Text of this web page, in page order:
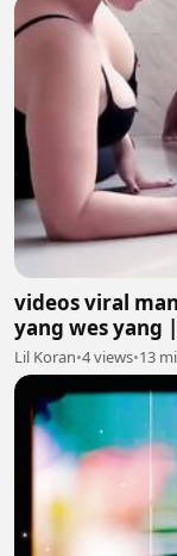
videos viral
yang wes yang
Lil Koran•4 views•13